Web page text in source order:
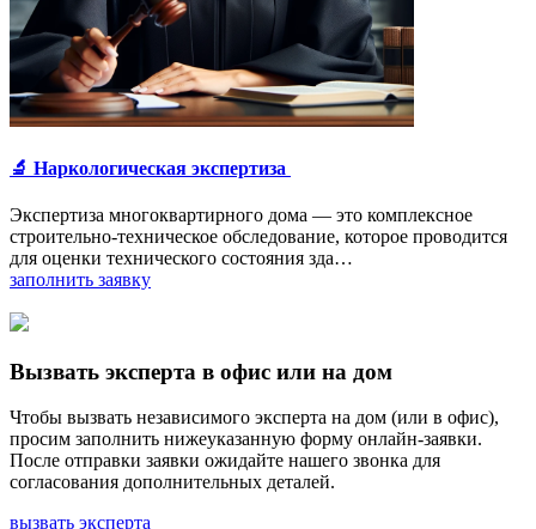
🔬 Наркологическая экспертиза
Экспертиза многоквартирного дома — это комплексное
строительно-техническое обследование, которое проводится
для оценки технического состояния зда…
заполнить заявку
Вызвать эксперта в офис или на дом
Чтобы вызвать независимого эксперта на дом (или в офис),
просим заполнить нижеуказанную форму онлайн-заявки.
После отправки заявки ожидайте нашего звонка для
согласования дополнительных деталей.
вызвать эксперта